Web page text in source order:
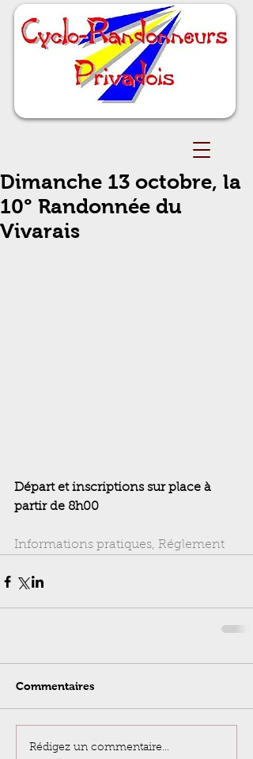
Dimanche 13 octobre, la
10° Randonnée du
Vivarais
Départ et inscriptions sur place à
partir de 8h00
Informations pratiques, Réglement
Commentaires
Rédigez un commentaire...